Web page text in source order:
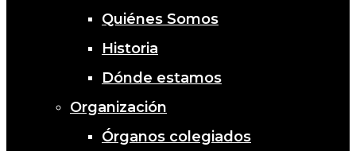
Quiénes Somos
Historia
Dónde estamos
Organización
Órganos colegiados